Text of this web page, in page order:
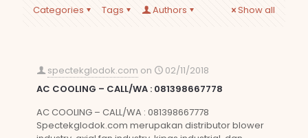
Categories Tags Authors Show all
spectekglodok.com on
02/11/2018
AC COOLING – CALL/WA : 081398667778
AC COOLING – CALL/WA : 081398667778
Spectekglodok.com merupakan distributor blower